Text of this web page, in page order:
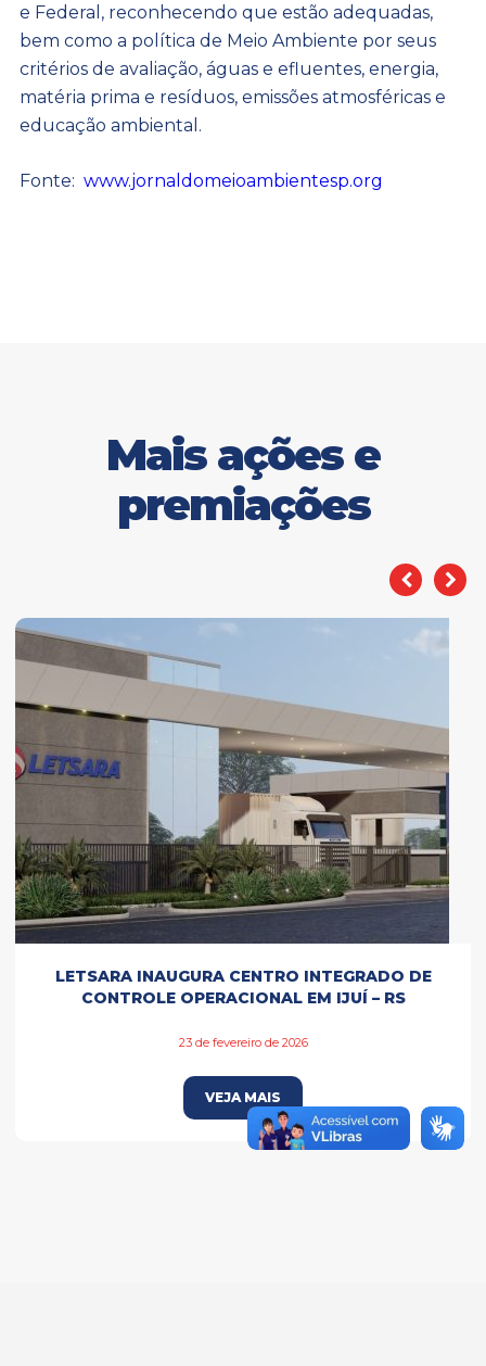
e Federal, reconhecendo que estão adequadas,
bem como a política de Meio Ambiente por seus
critérios de avaliação, águas e efluentes, energia,
matéria prima e resíduos, emissões atmosféricas e
educação ambiental.
Fonte: www.jornaldomeioambientesp.org
Mais ações e
premiações
LETSARA INAUGURA CENTRO INTEGRADO DE
CONTROLE OPERACIONAL EM IJUÍ – RS
23 de fevereiro de 2026
VEJA MAIS